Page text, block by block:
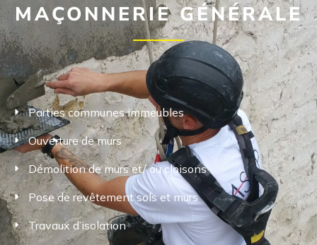
MAÇONNERIE GÉNÉRALE
Parties communes immeubles
Ouverture de murs
Démolition de murs et/ ou cloisons
Pose de revêtement sols et murs
Travaux d’isolation